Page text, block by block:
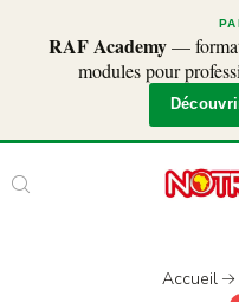
RAF Academy—
modules pour
Accueil